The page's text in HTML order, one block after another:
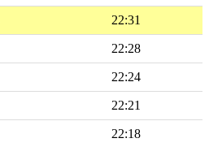
22:31
22:28
22:24
22:21
22:18